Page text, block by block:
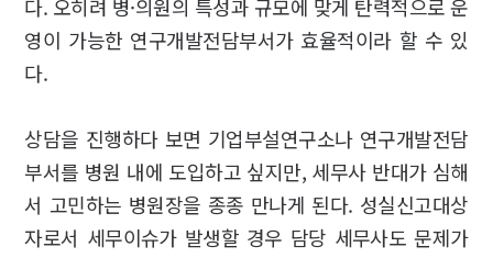
다. 오히려 병·의원의 특성과 규모에 맞게 탄력적으로 운
영이 가능한 연구개발전담부서가 효율적이라 할 수 있
다.
상담을 진행하다 보면 기업부설연구소나 연구개발전담
부서를 병원 내에 도입하고 싶지만, 세무사 반대가 심해
서 고민하는 병원장을 종종 만나게 된다. 성실신고대상
자로서 세무이슈가 발생할 경우 담당 세무사도 문제가